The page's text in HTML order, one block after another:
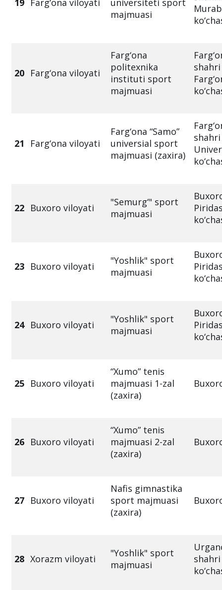
19 Farg‘ona viloyati
universiteti sport
majmuasi
20 Farg‘ona viloyati
Farg‘ona
politexnika
instituti sport
majmuasi
shahri
21 Farg‘ona viloyati
Farg‘ona “Samo”
universial sport
majmuasi (zaxira)
shahri
22 Buxoro viloyati
"Semurg‘" sport
majmuasi
23 Buxoro viloyati
"Yoshlik" sport
majmuasi
24 Buxoro viloyati
"Yoshlik" sport
majmuasi
25 Buxoro viloyati
“Xumo” tenis
majmuasi 1-zal
(zaxira)
26 Buxoro viloyati
“Xumo” tenis
majmuasi 2-zal
(zaxira)
27 Buxoro viloyati
Nafis gimnastika
sport majmuasi
(zaxira)
28 Xorazm viloyati
"Yoshlik" sport
majmuasi